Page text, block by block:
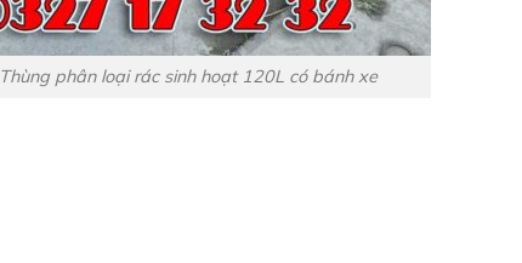
Thùng phân loại rác sinh hoạt 120L có bánh xe